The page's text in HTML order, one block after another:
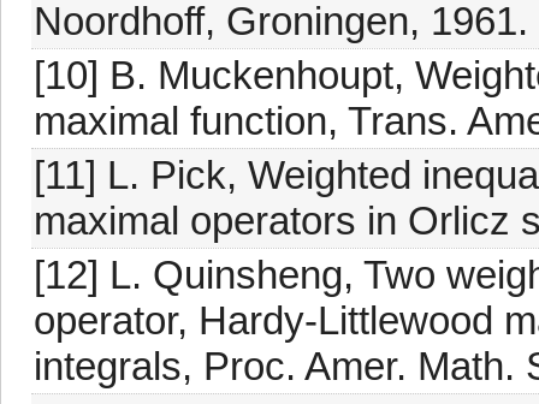
Noordhoff, Groningen, 1961.
[10] B. Muckenhoupt,
maximal function, Trans.
[11] L. Pick, Weighted
maximal operators in Orlicz
[12] L. Quinsheng, Two
operator, Hardy-Littlewood
integrals, Proc. Amer. Math.